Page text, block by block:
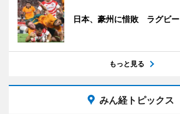
日本、豪州に惜敗 ラグビー
もっと見る
みん経トピックス